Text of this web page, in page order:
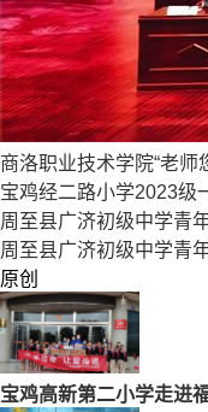
商洛职业技术学院“老师
宝鸡经二路小学2023级
周至县广济初级中学青
周至县广济初级中学青
原创
宝鸡高新第二小学走进